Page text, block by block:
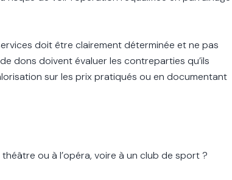
doit être clairement déterminée et ne pas
dons doivent évaluer les contreparties qu’ils
sur les prix pratiqués ou en documentant
ou à l’opéra, voire à un club de sport ?